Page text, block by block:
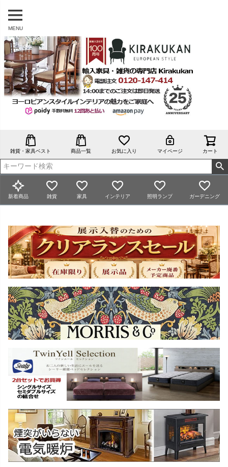
MENU
雑貨・家具ベスト 商品一覧 お気に入り マイページ カート
新着商品 雑貨 家具 インテリア 照明ランプ ガーデニング